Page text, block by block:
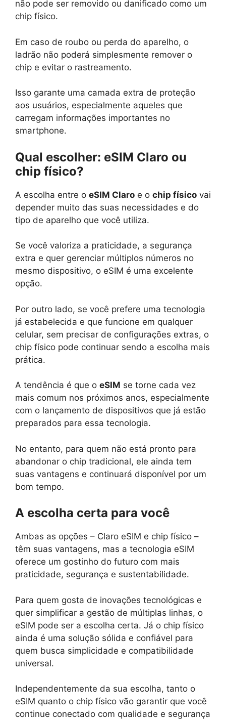
não pode ser removido ou danificado como um
chip físico.
Em caso de roubo ou perda do aparelho, o
ladrão não poderá simplesmente remover o
chip e evitar o rastreamento.
Isso garante uma camada extra de proteção
aos usuários, especialmente aqueles que
carregam informações importantes no
smartphone.
Qual escolher: eSIM Claro ou
chip físico?
A escolha entre o eSIM Claro e o chip físico vai
depender muito das suas necessidades e do
tipo de aparelho que você utiliza.
Se você valoriza a praticidade, a segurança
extra e quer gerenciar múltiplos números no
mesmo dispositivo, o eSIM é uma excelente
opção.
Por outro lado, se você prefere uma tecnologia
já estabelecida e que funcione em qualquer
celular, sem precisar de configurações extras, o
chip físico pode continuar sendo a escolha mais
prática.
A tendência é que o eSIM se torne cada vez
mais comum nos próximos anos, especialmente
com o lançamento de dispositivos que já estão
preparados para essa tecnologia.
No entanto, para quem não está pronto para
abandonar o chip tradicional, ele ainda tem
suas vantagens e continuará disponível por um
bom tempo.
A escolha certa para você
Ambas as opções – Claro eSIM e chip físico –
têm suas vantagens, mas a tecnologia eSIM
oferece um gostinho do futuro com mais
praticidade, segurança e sustentabilidade.
Para quem gosta de inovações tecnológicas e
quer simplificar a gestão de múltiplas linhas, o
eSIM pode ser a escolha certa. Já o chip físico
ainda é uma solução sólida e confiável para
quem busca simplicidade e compatibilidade
universal.
Independentemente da sua escolha, tanto o
eSIM quanto o chip físico vão garantir que você
continue conectado com qualidade e segurança